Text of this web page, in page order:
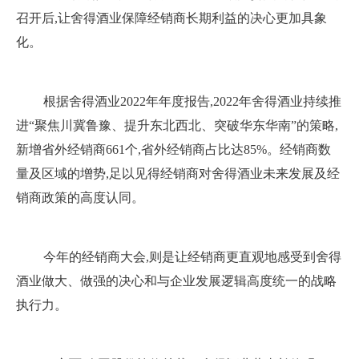
召开后,让舍得酒业保障经销商长期利益的决心更加具象
化。
根据舍得酒业2022年年度报告,2022年舍得酒业持续推
进“聚焦川冀鲁豫、提升东北西北、突破华东华南”的策略,
新增省外经销商661个,省外经销商占比达85%。经销商数
量及区域的增势,足以见得经销商对舍得酒业未来发展及经
销商政策的高度认同。
今年的经销商大会,则是让经销商更直观地感受到舍得
酒业做大、做强的决心和与企业发展逻辑高度统一的战略
执行力。